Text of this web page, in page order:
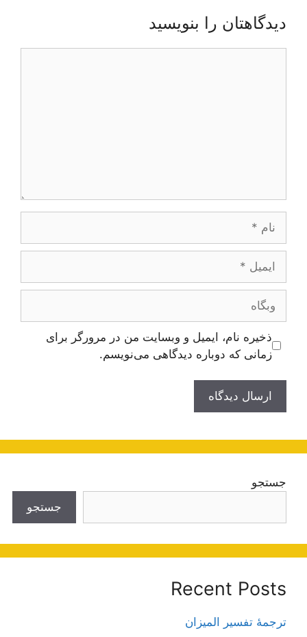
دیدگاهتان را بنویسید
وبگاه
ذخیره نام، ایمیل و وبسایت من در مرورگر برای
زمانی که دوباره دیدگاهی می‌نویسم.
جستجو
جستجو
Recent Posts
ترجمۀ تفسیر المیزان